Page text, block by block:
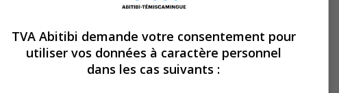
TVA Abitibi demande votre consentement pour
utiliser vos données à caractère personnel
dans les cas suivants :